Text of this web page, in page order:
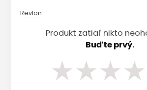
Revlon
Produkt zatiaľ nikto
Buďte prvý.
★★★★